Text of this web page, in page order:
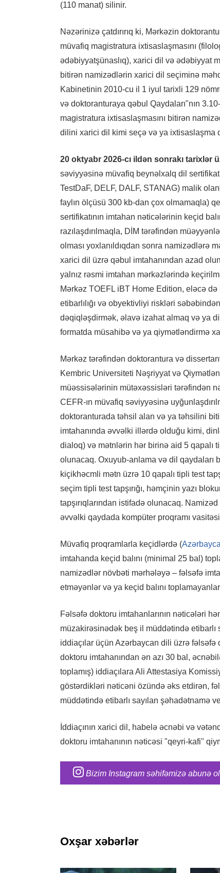
(110 manat) silinir.
Nəzərinizə çatdırırıq ki, Mərkəzin
müvafiq magistratura ixtisaslaşmasını
ədəbiyyatşünaslıq), xarici dil və ədəbiyyat
bitirən namizədlərin xarici dil seçiminə
Kabinetinin 2010-cu il 1 iyul tarixli 129
və doktoranturaya qəbul Qaydaları"nın
magistratura ixtisaslaşmasını bitirən
dilini xarici dil kimi seçə və ya ixtisaslaşma
20 oktyabr 2026-cı ildən sonrakı tarixlər
səviyyəsinə müvafiq beynəlxalq dil
TestDaF, DELF, DALF, STANAG) malik
faylın ölçüsü 300 kb-dan çox olmamaqla)
sertifikatının imtahan nəticələrinin keçid
razılaşdırılmaqla, DİM tərəfindən
olması yoxlanıldıqdan sonra namizədlərə
xarici dil üzrə qəbul imtahanından azad
yalnız rəsmi imtahan mərkəzlərində
Mərkəz TOEFL iBT Home Edition, eləcə
etibarlılığı və obyektivliyi riskləri
dəqiqləşdirmək, əlavə izahat almaq və ya
formatda müsahibə və ya qiymətləndirmə
Mərkəz tərəfindən doktorantura və
Kembric Universiteti Nəşriyyat və
müəssisələrinin mütəxəssisləri tərəfindən
CEFR-ın müvafiq səviyyəsinə
doktoranturada təhsil alan və ya təhsilini
imtahanında əvvəlki illərdə olduğu kimi,
dialoq) və mətnlərin hər birinə aid 5 qapalı
olunacaq. Oxuyub-anlama və dil
kiçikhəcmli mətn üzrə 10 qapalı tipli test
seçim tipli test tapşırığı, həmçinin yazı
tapşırıqlarından istifadə olunacaq.
əvvəlki qaydada kompüter proqramı
Müvafiq proqramlarla keçidlərdə (
imtahanda keçid balını (minimal 25 bal)
namizədlər növbəti mərhələyə – fəlsəfə
etməyənlər və ya keçid balını
Fəlsəfə doktoru imtahanlarının nəticələri
müzakirəsinədək beş il müddətində etibarlı
iddiaçılar üçün Azərbaycan dili üzrə fəlsəfə
doktoru imtahanından ən azı 30 bal,
toplamış) iddiaçılara Ali Attestasiya
göstərdikləri nəticəni özündə əks etdirən,
müddətində etibarlı sayılan şəhadətnamə
İddiaçının xarici dil, habelə əcnəbi və
doktoru imtahanının nəticəsi "qeyri-kafi"
Bizim Instagram səhifəmizə abunə
Oxşar xəbərlər